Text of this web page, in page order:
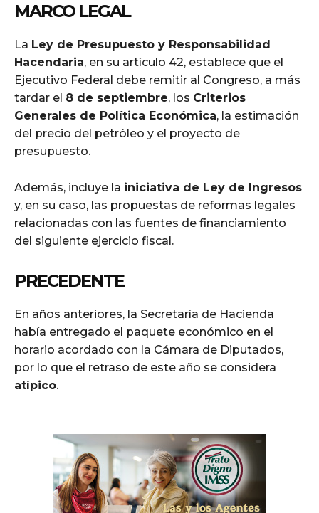
MARCO LEGAL
La Ley de Presupuesto y Responsabilidad
Hacendaria, en su artículo 42, establece que el
Ejecutivo Federal debe remitir al Congreso, a más
tardar el 8 de septiembre, los Criterios
Generales de Política Económica, la estimación
del precio del petróleo y el proyecto de
presupuesto.
Además, incluye la iniciativa de Ley de Ingresos
y, en su caso, las propuestas de reformas legales
relacionadas con las fuentes de financiamiento
del siguiente ejercicio fiscal.
PRECEDENTE
En años anteriores, la Secretaría de Hacienda
había entregado el paquete económico en el
horario acordado con la Cámara de Diputados,
por lo que el retraso de este año se considera
atípico.